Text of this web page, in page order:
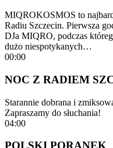
MIQROKOSMOS to
Radiu Szczecin. Pierwsza
DJa MIQRO, podczas
dużo niespotykanych…
00:00
NOC Z RADIEM
Starannie dobrana i
Zapraszamy do słuchania!
04:00